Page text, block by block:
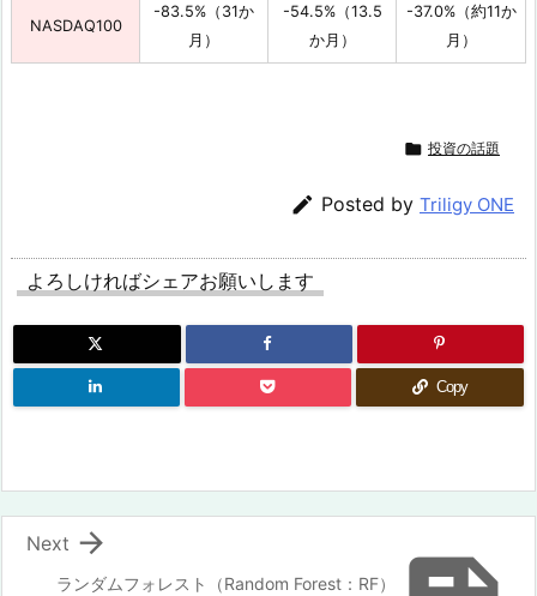
NASDAQ100
-83.5%（31か
月）
-54.5%（13.5
か月）
-37.0%（約11か
月）
 投資の話題
 Posted by Triligy ONE
よろしければシェアお願いします
Copy
ランダムフォレスト（Random Forest：RF）

Next